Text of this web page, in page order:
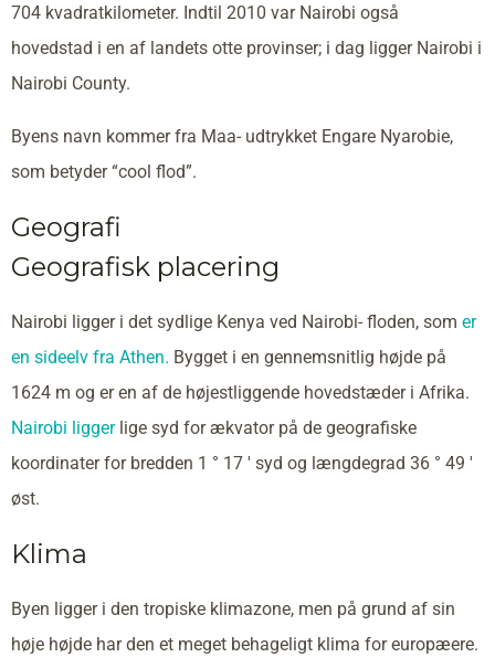
704 kvadratkilometer. Indtil 2010 var Nairobi også
hovedstad i en af landets otte provinser; i dag ligger Nairobi i
Nairobi County.
Byens navn kommer fra Maa- udtrykket Engare Nyarobie,
som betyder “cool flod”.
Geografi
Geografisk placering
Nairobi ligger i det sydlige Kenya ved Nairobi- floden, som er
en sideelv fra Athen. Bygget i en gennemsnitlig højde på
1624 m og er en af de højestliggende hovedstæder i Afrika.
Nairobi liggerlige syd for ækvator på de geografiske
koordinater for bredden 1 ° 17 ′ syd og længdegrad 36 ° 49 ′
øst.
Klima
Byen ligger i den tropiske klimazone, men på grund af sin
høje højde har den et meget behageligt klima for europæere.